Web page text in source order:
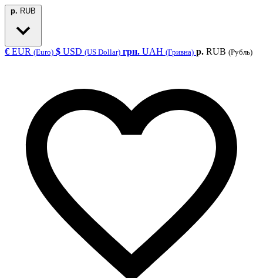
р. RUB
€ EUR (Euro) $ USD (US Dollar) грн. UAH (Гривна) р. RUB (Рубль)